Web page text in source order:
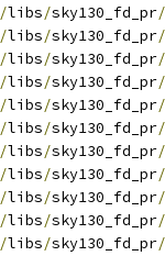
/libs/sky130_fd_pr/
/libs/sky130_fd_pr/
/libs/sky130_fd_pr/
/libs/sky130_fd_pr/
/libs/sky130_fd_pr/
/libs/sky130_fd_pr/
/libs/sky130_fd_pr/
/libs/sky130_fd_pr/
/libs/sky130_fd_pr/
/libs/sky130_fd_pr/
/libs/sky130_fd_pr/